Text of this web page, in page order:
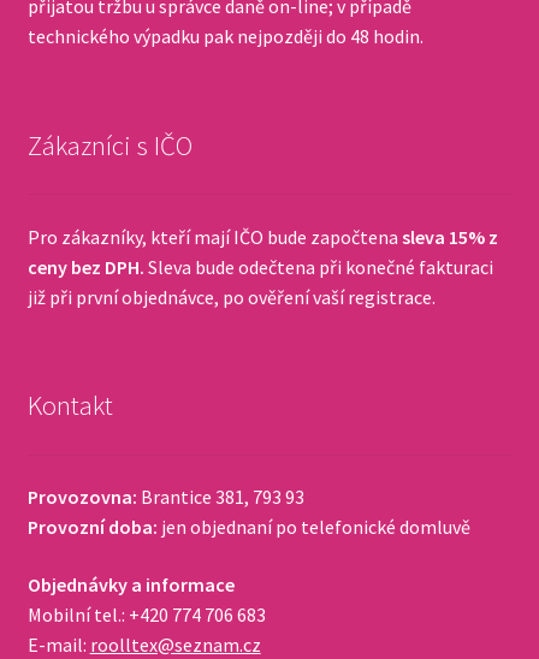
přijatou tržbu u správce daně on-line; v případě
technického výpadku pak nejpozději do 48 hodin.
Zákazníci s IČO
Pro zákazníky, kteří mají IČO bude započtena sleva 15% z
ceny bez DPH. Sleva bude odečtena při konečné fakturaci
již při první objednávce, po ověření vaší registrace.
Kontakt
Provozovna: Brantice 381, 793 93
Provozní doba: jen objednaní po telefonické domluvě
Objednávky a informace
Mobilní tel.: +420 774 706 683
E-mail: roolltex@seznam.cz